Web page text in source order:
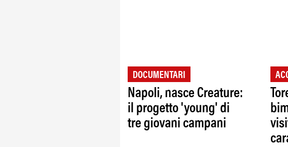
DOCUMENTARI
Napoli, nasce Creature:
il progetto 'young' di
tre giovani campani